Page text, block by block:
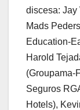
discesa: Jay
Mads
Education-
Harold
(Groupama-
Seguros
Hotels),